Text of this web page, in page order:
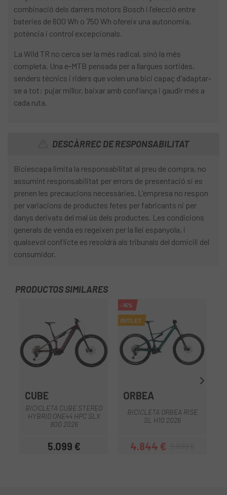
combinació dels darrers motors Bosch i l'elecció entre
bateries de 600 Wh o 750 Wh ofereix una autonomia,
potència i control excepcionals.
La Wild TR no cerca ser la més radical, sinó la més
completa. Una e‑MTB pensada per a llargues sortides,
senders tècnics i riders que volen una bici capaç d'adaptar-
se a tot: pujar millor, baixar amb confiança i gaudir més a
cada ruta.
DESCÀRREC DE RESPONSABILITAT
Biciescapa limita la responsabilitat al preu de compra, no
assumint responsabilitat per errors de presentació si es
prenen les precaucions necessàries. L'empresa no respon
per variacions de productes fetes per fabricants ni per
danys derivats del mal ús dels productes. Les condicions
generals de venda es regeixen per la llei espanyola, i
qualsevol conflicte es resoldrà als tribunals del domicili del
consumidor.
PRODUCTOS SIMILARES
CUBE
BICICLETA CUBE STEREO
HYBRID ONE44 HPC SLX
800 2026
Preu
5.099 €
-15%
OUTLET
ORBEA
BICICLETA ORBEA RISE
SL H10 2026
Preu
4.844 €Preu regular